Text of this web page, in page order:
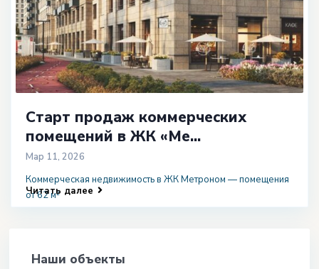
Старт продаж коммерческих
помещений в ЖК «Ме...
Мар 11, 2026
Коммерческая недвижимость в ЖК Метроном — помещения
от 62 м²
Читать далее
Наши объекты